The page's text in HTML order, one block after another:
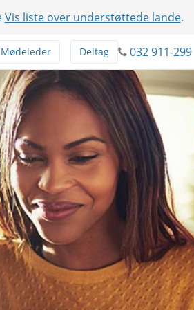
Vis liste over understøttede lande.
032 911-299
Deltag
Mødeleder